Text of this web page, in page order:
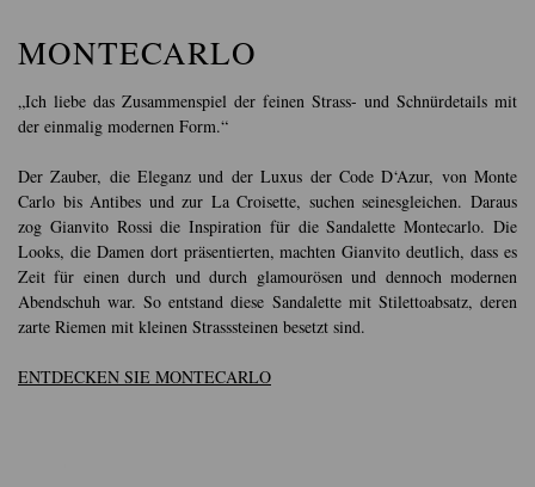
MONTECARLO
„Ich liebe das Zusammenspiel der feinen Strass- und Schnürdetails mit
der einmalig modernen Form.“
Der Zauber, die Eleganz und der Luxus der Code D‘Azur, von Monte
Carlo bis Antibes und zur La Croisette, suchen seinesgleichen. Daraus
zog Gianvito Rossi die Inspiration für die Sandalette Montecarlo. Die
Looks, die Damen dort präsentierten, machten Gianvito deutlich, dass es
Zeit für einen durch und durch glamourösen und dennoch modernen
Abendschuh war. So entstand diese Sandalette mit Stilettoabsatz, deren
zarte Riemen mit kleinen Strasssteinen besetzt sind.
ENTDECKEN SIE MONTECARLO